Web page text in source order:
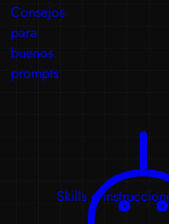
Consejos
para
buenos
prompts
Skills e